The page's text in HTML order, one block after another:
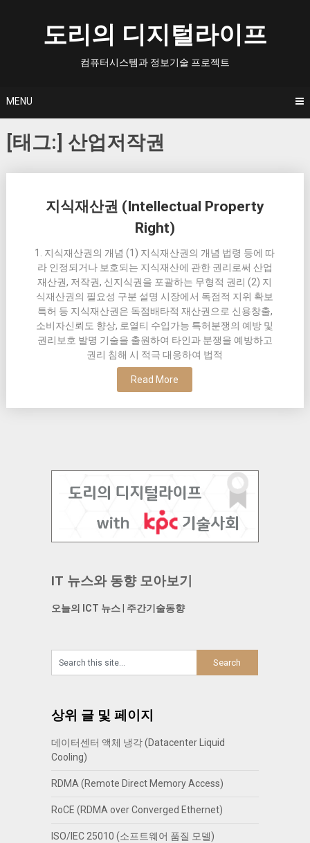
도리의 디지털라이프
컴퓨터시스템과 정보기술 프로젝트
MENU
[태그:] 산업저작권
지식재산권 (Intellectual Property
Right)
1. 지식재산권의 개념 (1) 지식재산권의 개념 법령 등에 따
라 인정되거나 보호되는 지식재산에 관한 권리로써 산업
재산권, 저작권, 신지식권을 포괄하는 무형적 권리 (2) 지
식재산권의 필요성 구분 설명 시장에서 독점적 지위 확보
특허 등 지식재산권은 독점배타적 재산권으로 신용창출,
소비자신뢰도 향상, 로열티 수입가능 특허분쟁의 예방 및
권리보호 발명 기술을 출원하여 타인과 분쟁을 예방하고
권리 침해 시 적극 대응하여 법적
Read More
navigation
IT 뉴스와 동향 모아보기
오늘의 ICT 뉴스| 주간기술동향
상위 글 및 페이지
데이터센터 액체 냉각 (Datacenter Liquid
Cooling)
RDMA (Remote Direct Memory Access)
RoCE (RDMA over Converged Ethernet)
ISO/IEC 25010 (소프트웨어 품질 모델)